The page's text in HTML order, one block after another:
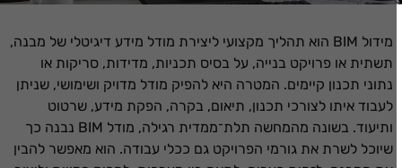
מידול BIM הוא תהליך מקצועי ליצירת מודל מידע דיגיטלי של מבנה,
תשתית או פרויקט בנייה, על בסיס תכניות, מדידות, סריקות או
נתוני תכנון קיימים. המטרה היא להפיק מודל מדויק ושימושי, שניתן
לעבוד איתו לצורכי תכנון, תיאום, בקרה, הפקת מידע, שרטוט
ותיעוד. בשונה מהמחשה תלת־ממדית רגילה, מודל BIM נבנה כך
שיוכל לשרת את גורמי הפרויקט גם ככלי עבודה. הוא מאפשר להבין